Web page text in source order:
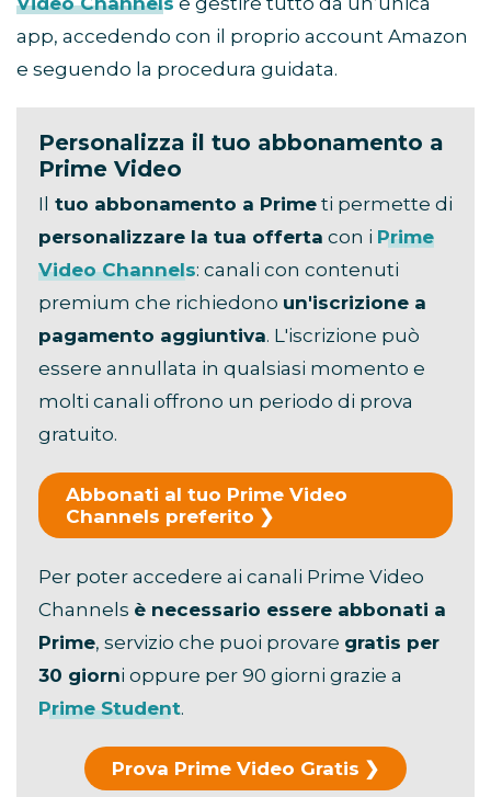
app, accedendo con il proprio account Amazon
e seguendo la procedura guidata.
Personalizza il tuo abbonamento a
Prime Video
Il tuo abbonamento a Prime ti permette di
personalizzare la tua offerta con i Prime
Video Channels: canali con contenuti
premium che richiedono un'iscrizione a
pagamento aggiuntiva. L'iscrizione può
essere annullata in qualsiasi momento e
molti canali offrono un periodo di prova
gratuito.
Abbonati al tuo Prime Video
Channels preferito
Per poter accedere ai canali Prime Video
Channels è necessario essere abbonati a
Prime, servizio che puoi provare gratis per
30 giorni oppure per 90 giorni grazie a
Prime Student.
Prova Prime Video Gratis